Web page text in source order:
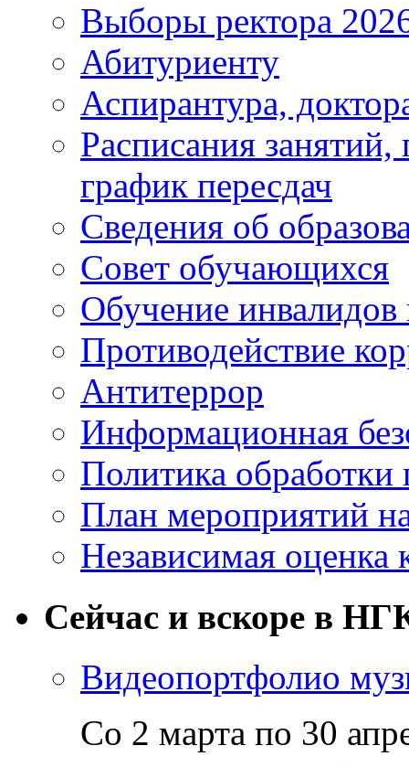
Выборы ректора
Абитуриенту
Аспирантура,
Расписания
график пересдач
Сведения об
Совет обучающихся
Обучение
Противодействие
Антитеррор
Информационная
Политика
План мероприятий
Независимая оценка
Сейчас и вскоре в
Видеопортфолио
Со 2 марта по 30